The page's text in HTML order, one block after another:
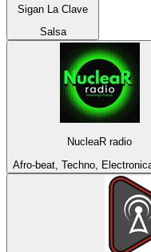
Sigan La Clave
Salsa
NucleaR radio
Afro-beat, Techno,